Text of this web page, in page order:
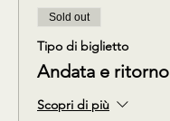
Sold out
Tipo di biglietto
Andata e ritorno
Scopri di più